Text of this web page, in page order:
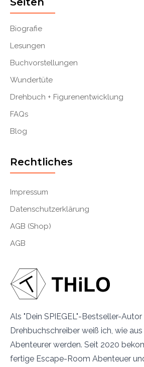
Als "Dein SPIEGEL"-Bestseller-
Drehbuchschreiber weiß ich, wie
Abenteurer werden. Seit 2020
fertige Escape-Room Abenteuer
Biografie
Lesungen
Buchvorstellungen
Wundertüte
Drehbuch + Figurenentwicklung
FAQs
Blog
Rechtliches
Impressum
Datenschutzerklärung
AGB (Shop)
AGB